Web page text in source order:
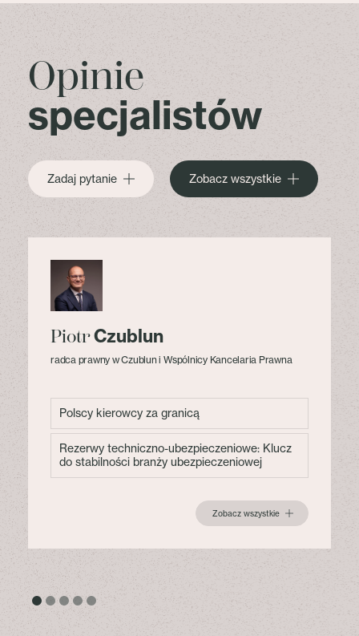
Opinie
specjalistów
Zadaj pytanie Zobacz wszystkie
PiotrCzublun
radca prawny w Czublun i Wspólnicy Kancelaria Prawna
Polscy kierowcy za granicą
Rezerwy techniczno-ubezpieczeniowe: Klucz
do stabilności branży ubezpieczeniowej
Zobacz wszystkie